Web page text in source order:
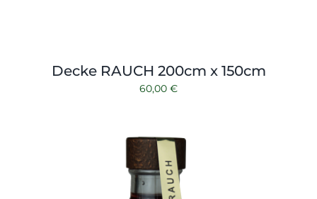
Decke RAUCH 200cm x 150cm
60,00 €